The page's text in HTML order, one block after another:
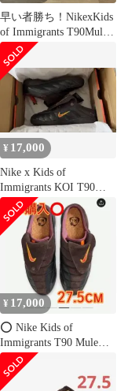
早い者勝ち！NikexKids
of Immigrants T90Mule
SP
¥ 17,000
Nike x Kids of
Immigrants KOI T90
Mule
¥ 17,000
⭕️ Nike Kids of
Immigrants T90 Mule
27.5